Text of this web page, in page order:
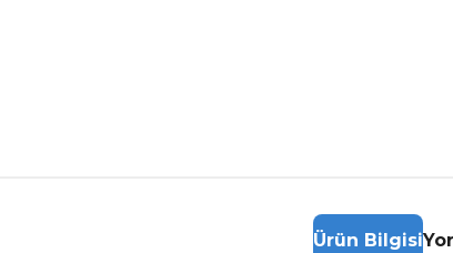
Ürün Bilgisi